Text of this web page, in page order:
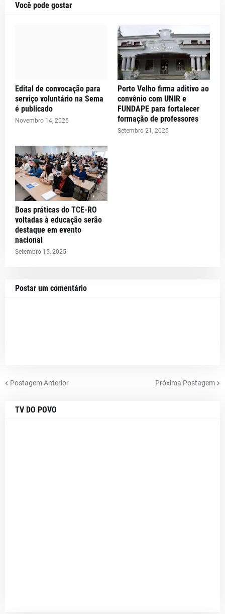
Você pode gostar
Edital de convocação para
serviço voluntário na Sema
é publicado
Novembro 14, 2025
Porto Velho firma aditivo ao
convênio com UNIR e
FUNDAPE para fortalecer
formação de professores
Setembro 21, 2025
Boas práticas do TCE-RO
voltadas à educação serão
destaque em evento
nacional
Setembro 15, 2025
Postar um comentário
Postagem Anterior Próxima Postagem
TV DO POVO